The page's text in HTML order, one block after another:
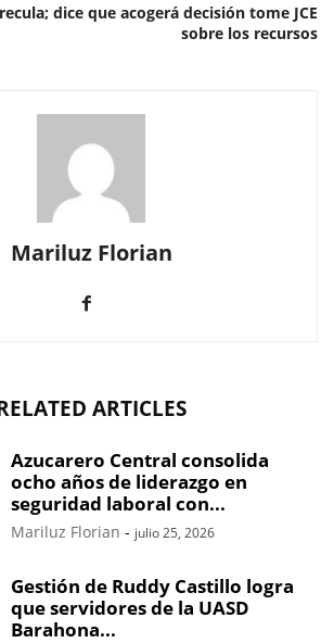
dice que acogerá decisión tome JCE
sobre los recursos
Mariluz Florian
ARTICLES
Azucarero Central consolida
ocho años de liderazgo en
seguridad laboral con...
Mariluz Florian - julio 25, 2026
Gestión de Ruddy Castillo logra
que servidores de la UASD
Barahona...